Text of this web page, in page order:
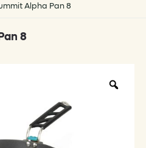
Alpha Pan 8
8